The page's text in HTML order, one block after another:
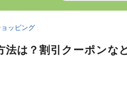
ョッピング
法は？割引クーポンな